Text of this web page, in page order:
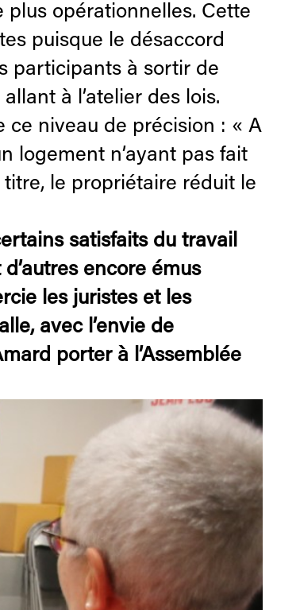
plus opérationnelles. Cette
puisque le désaccord
participants à sortir de
à l’atelier des lois.
ce niveau de précision : « A
logement n’ayant pas fait
titre, le propriétaire réduit le
satisfaits du travail
encore émus
les juristes et les
avec l’envie de
porter à l’Assemblée